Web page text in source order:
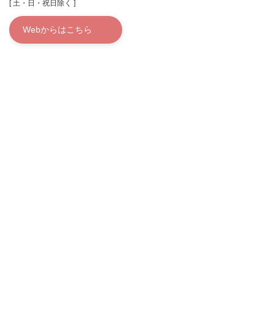
[ 土・日・祝日除く ]
Webからはこちら